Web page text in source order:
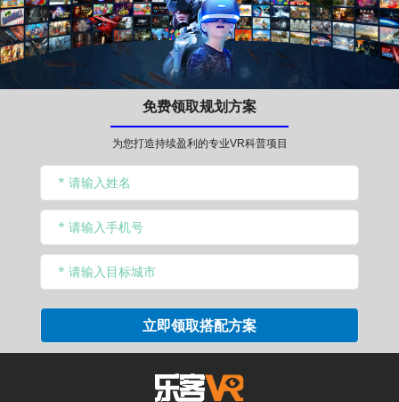
免费领取规划方案
为您打造持续盈利的专业VR科普项目